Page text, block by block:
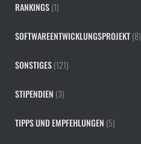
RANKINGS(1)
SOFTWAREENTWICKLUNGSPROJEKT(8)
SONSTIGES(121)
STIPENDIEN (3)
TIPPS UND EMPFEHLUNGEN (5)